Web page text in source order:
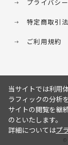
プライバシ
特定商取引
ご利用規約
©
当サイトでは利用
ラフィックの分析
サイトの閲覧を継
のといたします。
詳細についてはプ